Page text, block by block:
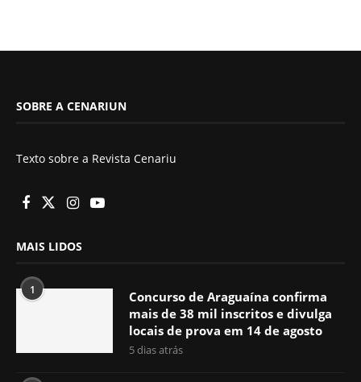
SOBRE A CENARIUN
Texto sobre a Revista Cenariu
MAIS LIDOS
1
Concurso de Araguaína confirma
mais de 38 mil inscritos e divulga
locais de prova em 14 de agosto
5 dias atrás